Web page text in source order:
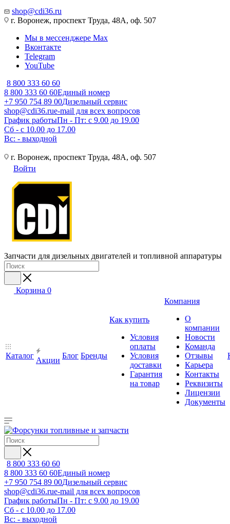
shop@cdi36.ru
г. Воронеж, проспект Труда, 48А, оф. 507
Мы в мессенджере Max
Вконтакте
Telegram
YouTube
8 800 333 60 60
8 800 333 60 60Единый номер
+7 950 754 89 00Дизельный сервис
shop@cdi36.rue-mail для всех вопросов
График работыПн - Пт: с 9.00 до 19.00
Сб - с 10.00 до 17.00
Вс: - выходной
г. Воронеж, проспект Труда, 48А, оф. 507
Войти
Запчасти для дизельных двигателей и топливной аппаратуры
Корзина 0
Каталог
Акции
Блог Бренды
Как купить
Условия
оплаты
Условия
доставки
Гарантия
на товар
Компания
О
компании
Новости
Команда
Отзывы
Карьера
Контакты
Реквизиты
Лицензии
Документы
8 800 333 60 60
8 800 333 60 60Единый номер
+7 950 754 89 00Дизельный сервис
shop@cdi36.rue-mail для всех вопросов
График работыПн - Пт: с 9.00 до 19.00
Сб - с 10.00 до 17.00
Вс: - выходной